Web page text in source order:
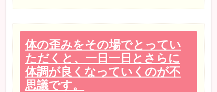
体の歪みをその場でとってい
ただくと、一日一日とさらに
体調が良くなっていくのが不
思議です。